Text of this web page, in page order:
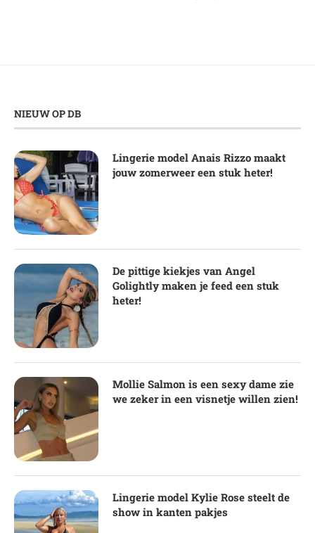
NIEUW OP DB
Lingerie model Anais Rizzo maakt
jouw zomerweer een stuk heter!
De pittige kiekjes van Angel
Golightly maken je feed een stuk
heter!
Mollie Salmon is een sexy dame zie
we zeker in een visnetje willen zien!
Lingerie model Kylie Rose steelt de
show in kanten pakjes